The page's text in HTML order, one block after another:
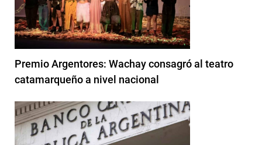
Premio Argentores: Wachay consagró al teatro
catamarqueño a nivel nacional